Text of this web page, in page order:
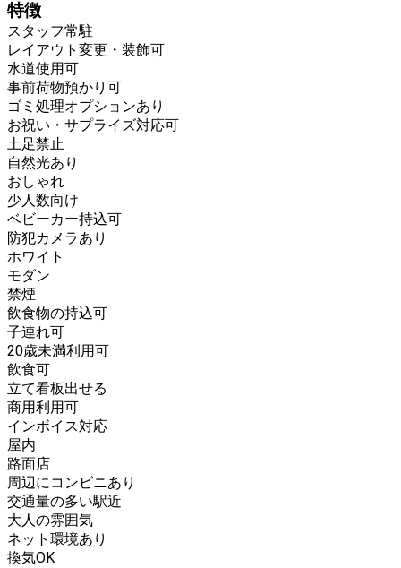
特徴
スタッフ常駐
レイアウト変更・装飾可
水道使用可
事前荷物預かり可
ゴミ処理オプションあり
お祝い・サプライズ対応可
土足禁止
自然光あり
おしゃれ
少人数向け
ベビーカー持込可
防犯カメラあり
ホワイト
モダン
禁煙
飲食物の持込可
子連れ可
20歳未満利用可
飲食可
立て看板出せる
商用利用可
インボイス対応
屋内
路面店
周辺にコンビニあり
交通量の多い駅近
大人の雰囲気
ネット環境あり
換気OK